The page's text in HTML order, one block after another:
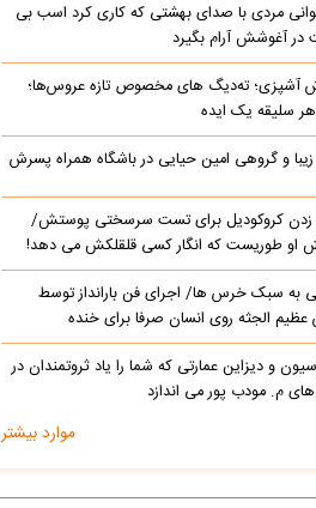
مردی با صدای بهشتی که کاری کرد اسب بی
آغوشش آرام بگیرد
آشپزی؛ ته‌دیگ‌ های مخصوص تازه‌ عروس‌ها؛
سلیقه یک ایده
و گروهی امین حیایی در باشگاه همراه پسرش
کروکودیل برای تست سرسختی پوستش/
او طوریست که انگار کسی قلقلکش می دهد!
به سبک خرس ها/ اجرای فن بارانداز توسط
الجثه روی انسان صرفا برای خنده
و دیزاین عمارتی که شما را یاد ثروتمندان در
م. مودب پور می اندازد
موارد بیشتر